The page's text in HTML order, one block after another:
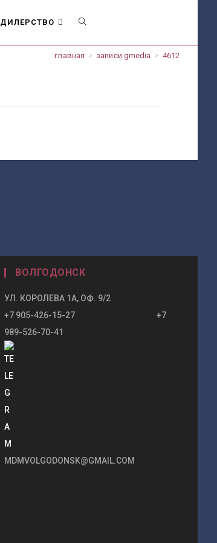
ДИЛЕРСТВО ПЕРЕКЛЮЧИТЬ
главная > записи gmedia > 4612
ВОЛГОДОНСК
УЛ. КОРОЛЕВА 1А, ОФ. 9/2
+7 905-426-15-27 +7
989-526-70-41
MDMVOLGODONSK@GMAIL.COM